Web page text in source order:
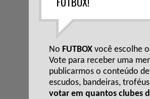
No FUTBOX você escolhe
Vote para receber uma
publicarmos o conteúdo
escudos, bandeiras,
votar em quantos clubes